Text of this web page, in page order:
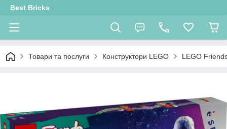
Best Bricks
Товари та послуги Конструктори LEGO LEGO